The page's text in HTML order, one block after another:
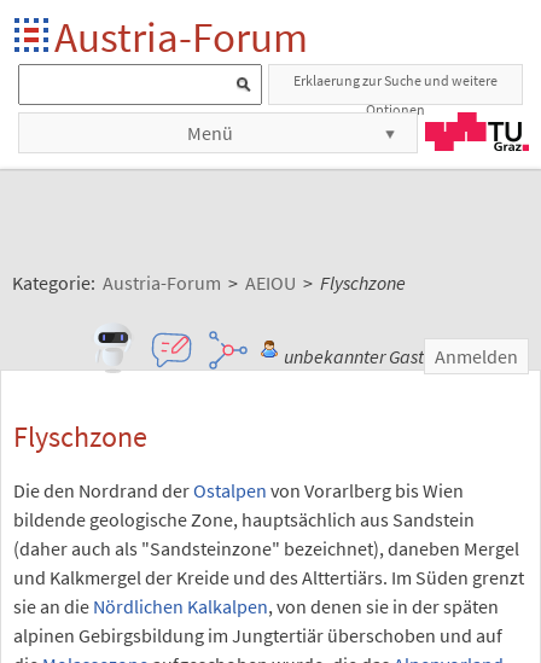
Austria-Forum
Erklaerung zur Suche und weitere
Optionen
Menü
Kategorie: Austria-Forum > AEIOU > Flyschzone
unbekannter Gast Anmelden
Flyschzone
Die den Nordrand derOstalpen von Vorarlberg bis Wien
bildende geologische Zone, hauptsächlich aus Sandstein
(daher auch als "Sandsteinzone" bezeichnet), daneben Mergel
und Kalkmergel der Kreide und des Alttertiärs. Im Süden grenzt
sie an die Nördlichen Kalkalpen, von denen sie in der späten
alpinen Gebirgsbildung im Jungtertiär überschoben und auf